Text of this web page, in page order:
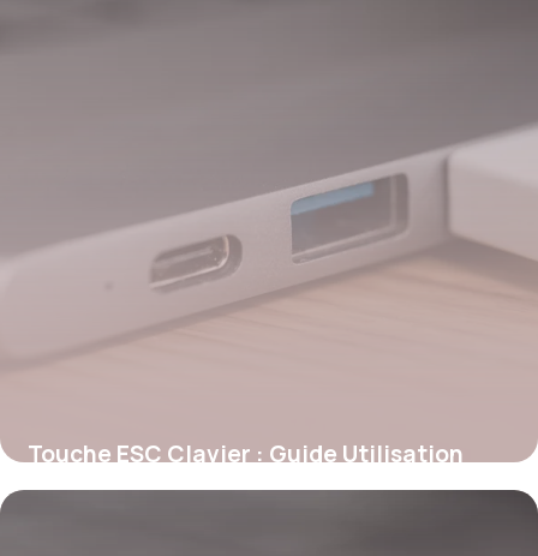
Touche ESC Clavier : Guide Utilisation
2026